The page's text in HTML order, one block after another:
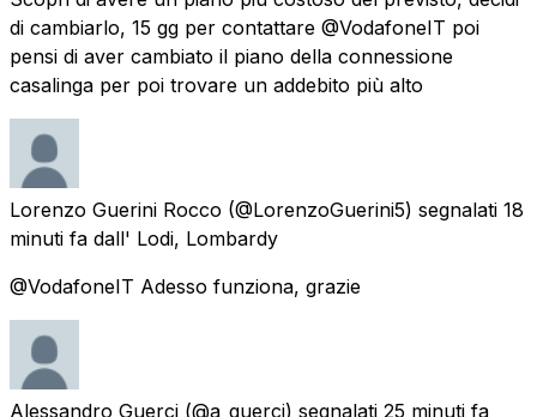
di cambiarlo, 15 gg per contattare @VodafoneIT poi
pensi di aver cambiato il piano della connessione
casalinga per poi trovare un addebito più alto
Lorenzo Guerini Rocco (@LorenzoGuerini5) segnalati 18
minuti fa dall' Lodi, Lombardy
@VodafoneIT Adesso funziona, grazie
Alessandro Guerci (@a_guerci) segnalati 25 minuti fa